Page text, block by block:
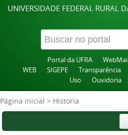
UNIVERSIDADE FEDERAL RURAL
Portal da UFRA
WEB
SIGEPE Transparência
Uso
Ouvidoria
Página inicial > Historia